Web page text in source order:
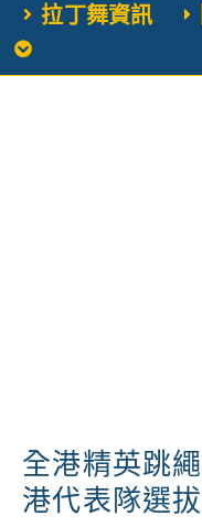
校風及學生支援
拉丁舞資訊
全港精英跳
港代表隊選